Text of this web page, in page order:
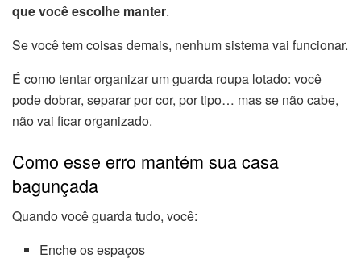
que você escolhe manter.
Se você tem coisas demais, nenhum sistema vai funcionar.
É como tentar organizar um guarda roupa lotado: você
pode dobrar, separar por cor, por tipo… mas se não cabe,
não vai ficar organizado.
Como esse erro mantém sua casa
bagunçada
Quando você guarda tudo, você:
Enche os espaços